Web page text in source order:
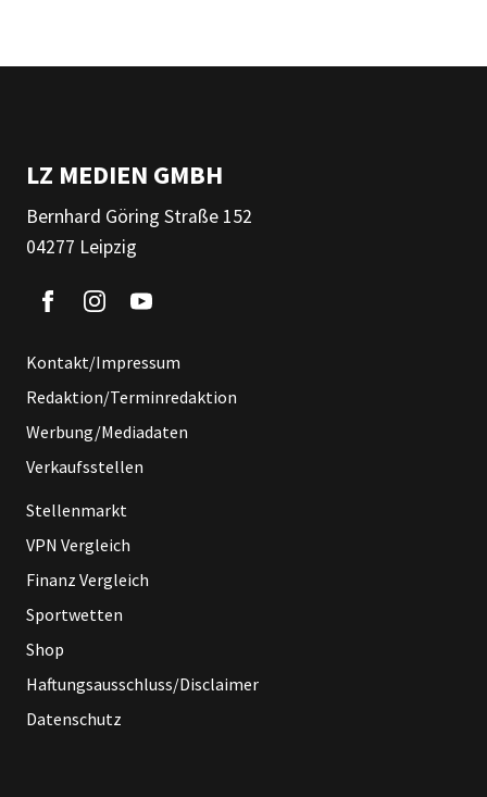
LZ MEDIEN GMBH
Bernhard Göring Straße 152
04277 Leipzig
Kontakt/Impressum
Redaktion/Terminredaktion
Werbung/Mediadaten
Verkaufsstellen
Stellenmarkt
VPN Vergleich
Finanz Vergleich
Sportwetten
Shop
Haftungsausschluss/Disclaimer
Datenschutz